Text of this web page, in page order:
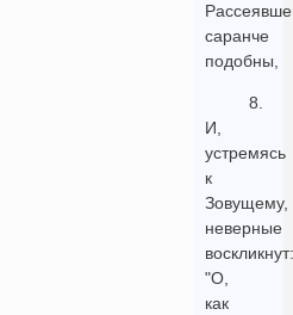
саранче
подобны,
8.
И,
устремясь
к
Зовущему,
неверные
воскликнут:
"О,
как